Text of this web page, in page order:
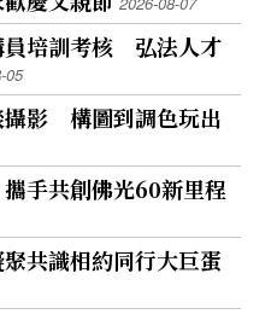
員培訓考核 弘法人才
05
攝影 構圖到調色玩出
手共創佛光60新里程
共識相約同行大巨蛋